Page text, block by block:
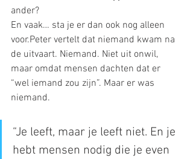
ander?
En vaak… sta je er dan ook nog alleen
voor.Peter vertelt dat niemand kwam na
de uitvaart. Niemand. Niet uit onwil,
maar omdat mensen dachten dat er
“wel iemand zou zijn”. Maar er was
niemand.
“Je leeft, maar je leeft niet. En je
hebt mensen nodig die je even